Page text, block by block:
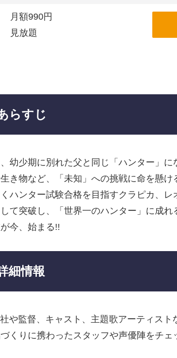
月額990円
見放題
らすじ
幼少期に別れた父と同じ「ハンター」
き物など、「未知」への挑戦に命を懸け
ハンター試験合格を目指すクラピカ、レ
て突破し、「世界一のハンター」に成れ
今、始まる!!
細情報
や監督、キャスト、主題歌アーティス
くりに携わったスタッフや声優陣をチェ